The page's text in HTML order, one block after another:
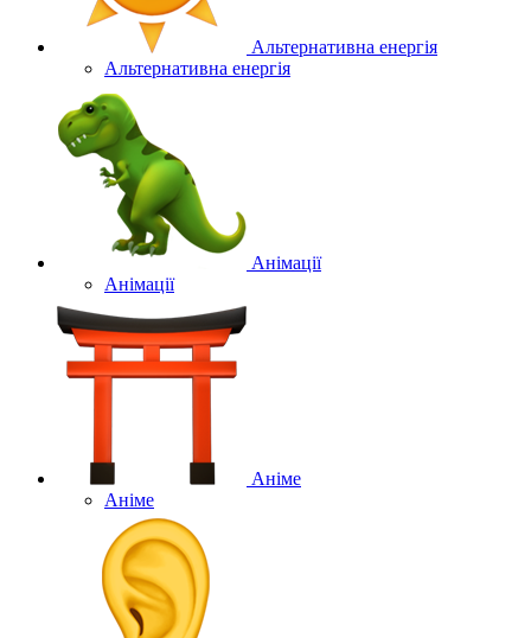
Альтернативна енергія
Альтернативна енергія
Анімації
Анімації
Аніме
Аніме